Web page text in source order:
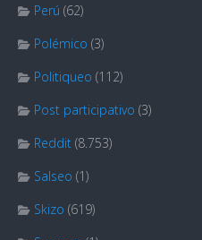
Perú (62)
Polémico (3)
Politiqueo (112)
Post participativo (3)
Reddit (8.753)
Salseo (1)
Skizo (619)